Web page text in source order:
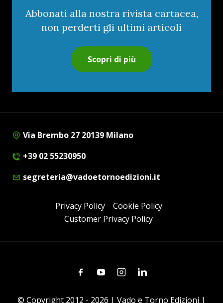
Abbonati alla nostra rivista cartacea,
non perderti gli ultimi articoli
Scopri di più
Via Brembo 27 20139 Milano
+39 02 55230950
segreteria@vadoetornoedizioni.it
Privacy Policy
Cookie Policy
Customer Privacy Policy
FacebookYoutubeInstagramLinkedin
© Copyright 2012 - 2026 | Vado e Torno Edizioni |